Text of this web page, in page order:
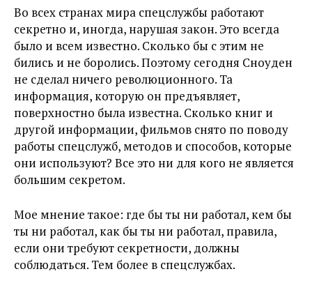
Во всех странах мира спецслужбы работают
секретно и, иногда, нарушая закон. Это всегда
было и всем известно. Сколько бы с этим не
бились и не боролись. Поэтому сегодня Сноуден
не сделал ничего революционного. Та
информация, которую он предъявляет,
поверхностно была известна. Сколько книг и
другой информации, фильмов снято по поводу
работы спецслужб, методов и способов, которые
они используют? Все это ни для кого не является
большим секретом.
Мое мнение такое: где бы ты ни работал, кем бы
ты ни работал, как бы ты ни работал, правила,
если они требуют секретности, должны
соблюдаться. Тем более в спецслужбах.